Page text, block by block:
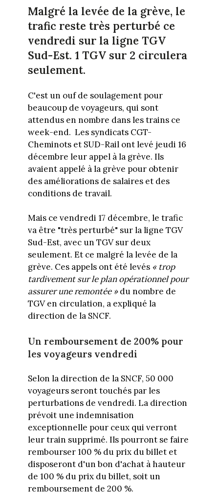
Malgré la levée de la grève, le
trafic reste très perturbé ce
vendredi sur la ligne TGV
Sud-Est. 1 TGV sur 2 circulera
seulement.
C'est un ouf de soulagement pour
beaucoup de voyageurs, qui sont
attendus en nombre dans les trains ce
week-end. Les syndicats CGT-
Cheminots et SUD-Rail ont levé jeudi 16
décembre leur appel à la grève. Ils
avaient appelé à la grève pour obtenir
des améliorations de salaires et des
conditions de travail.
Mais ce vendredi 17 décembre, le trafic
va être "très perturbé" sur la ligne TGV
Sud-Est, avec un TGV sur deux
seulement. Et ce malgré la levée de la
grève. Ces appels ont été levés « trop
tardivement sur le plan opérationnel pour
assurer une remontée »du nombre de
TGV en circulation, a expliqué la
direction de la SNCF.
Un remboursement de 200% pour
les voyageurs vendredi
Selon la direction de la SNCF, 50 000
voyageurs seront touchés par les
perturbations de vendredi. La direction
prévoit une indemnisation
exceptionnelle pour ceux qui verront
leur train supprimé. Ils pourront se faire
rembourser 100 % du prix du billet et
disposeront d'un bon d'achat à hauteur
de 100 % du prix du billet, soit un
remboursement de 200 %.